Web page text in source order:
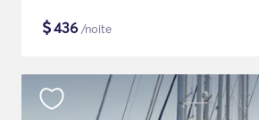
$436 /noite